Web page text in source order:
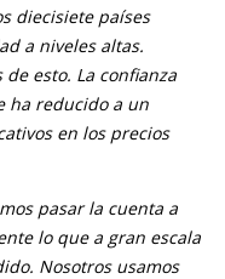
diecisiete países
a niveles altas.
esto. La confianza
ha reducido a un
en los precios
pasar la cuenta a
lo que a gran escala
Nosotros usamos